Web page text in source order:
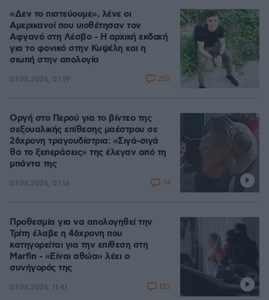
«Δεν το πιστεύουμε», λένε οι
Αμερικανοί που υιοθέτησαν τον
Αφγανό στη Λέσβο - Η αρχική εκδοχή
για το φονικό στην Κυψέλη και η
σιωπή στην απολογία
07.08.2026, 07:19 252
Οργή στο Περού για το βίντεο της
σεξουαλικής επίθεσης μαέστρου σε
26χρονη τραγουδίστρια: «Σιγά-σιγά
θα το ξεπεράσεις» της έλεγαν από τη
μπάντα της
07.08.2026, 07:16 74
Προθεσμία για να απολογηθεί την
Τρίτη έλαβε η 46χρονη που
κατηγορείται για την επίθεση στη
Marfin - «Είναι αθώα» λέει ο
συνήγορός της
07.08.2026, 11:41 122